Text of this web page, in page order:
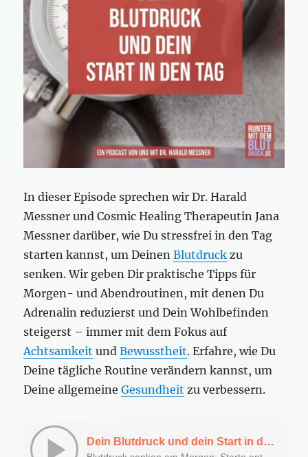
In dieser Episode sprechen wir Dr. Harald
Messner und Cosmic Healing Therapeutin Jana
Messner darüber, wie Du stressfrei in den Tag
starten kannst, um DeinenBlutdruck zu
senken. Wir geben Dir praktische Tipps für
Morgen- und Abendroutinen, mit denen Du
Adrenalin reduzierst und Dein Wohlbefinden
steigerst – immer mit dem Fokus auf
Achtsamkeit undBewusstheit. Erfahre, wie Du
Deine tägliche Routine verändern kannst, um
Deine allgemeineGesundheit zu verbessern.